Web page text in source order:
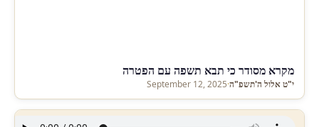
מקרא מסודר כי תבא תשפה עם הפטרה
י"ט אלול ה'תשפ"ה·
September 12, 2025